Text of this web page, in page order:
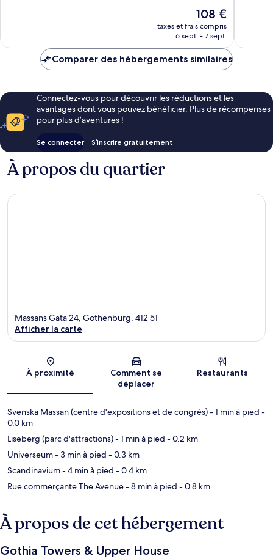
Le
nouveau
prix
de
108 €
taxes et frais compris
6 sept. - 7 sept.
Comparer des hébergements similaires
Connectez-vous pour découvrir les réductions et les
avantages dont vous pouvez bénéficier. Plus de récompenses
pour plus d’aventures !
Se connecter S’inscrire gratuitement
À propos du quartier
Carte
Mässans Gata 24, Gothenburg, 412 51
Afficher la carte
À proximité
Comment se
déplacer
Restaurants
Svenska Mässan (centre d'expositions et de congrès)- 1 min à pied -
0.0 km
Liseberg (parc d'attractions)- 1 min à pied - 0.2 km
Universeum- 3 min à pied - 0.3 km
Scandinavium- 4 min à pied - 0.4 km
Rue commerçante The Avenue- 8 min à pied - 0.8 km
À propos de cet hébergement
Gothia Towers & Upper House